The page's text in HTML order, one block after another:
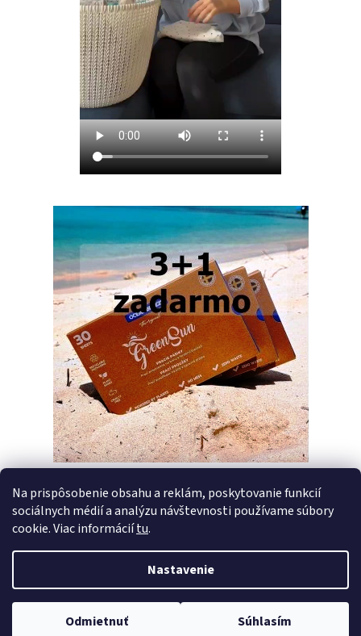
Na prispôsobenie obsahu a reklám, poskytovanie funkcií
sociálnych médií a analýzu návštevnosti používame súbory
cookie. Viac informáciítu.
Nastavenie
Odmietnuť Súhlasím
PREDCHÁDZAJÚCI ČLÁNOK
Copyright 2026Pracie pásiky GreenSun. Všetky práva vyhradené.
Upraviť nastavenie cookies